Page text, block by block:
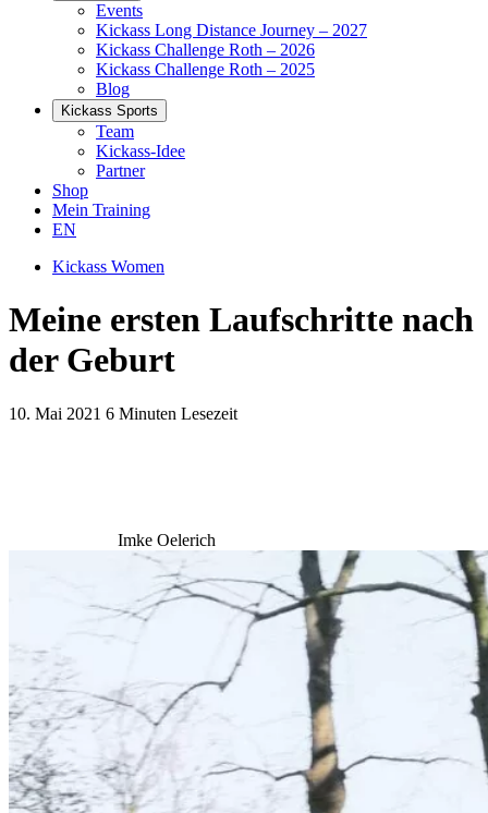
Events
Kickass Long Distance Journey – 2027
Kickass Challenge Roth – 2026
Kickass Challenge Roth – 2025
Blog
Kickass Sports
Team
Kickass-Idee
Partner
Shop
Mein Training
EN
Kickass Women
Meine ersten Laufschritte nach
der Geburt
10. Mai 2021 6 Minuten Lesezeit
Imke Oelerich